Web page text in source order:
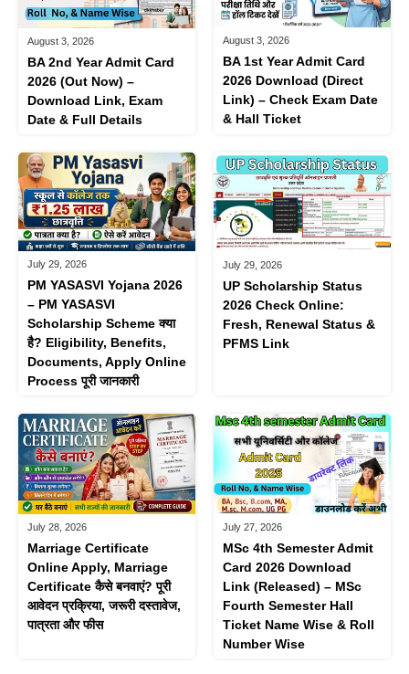
August 3, 2026
BA 2nd Year Admit Card
2026 (Out Now) –
Download Link, Exam
Date & Full Details
August 3, 2026
BA 1st Year Admit Card
2026 Download (Direct
Link) – Check Exam Date
& Hall Ticket
July 29, 2026
PM YASASVI Yojana 2026
– PM YASASVI
Scholarship Scheme क्या
है? Eligibility, Benefits,
Documents, Apply Online
Process पूरी जानकारी
July 29, 2026
UP Scholarship Status
2026 Check Online:
Fresh, Renewal Status &
PFMS Link
July 28, 2026
Marriage Certificate
Online Apply, Marriage
Certificate कैसे बनवाएं? पूरी
आवेदन प्रक्रिया, जरूरी दस्तावेज,
पात्रता और फीस
July 27, 2026
MSc 4th Semester Admit
Card 2026 Download
Link (Released) – MSc
Fourth Semester Hall
Ticket Name Wise & Roll
Number Wise